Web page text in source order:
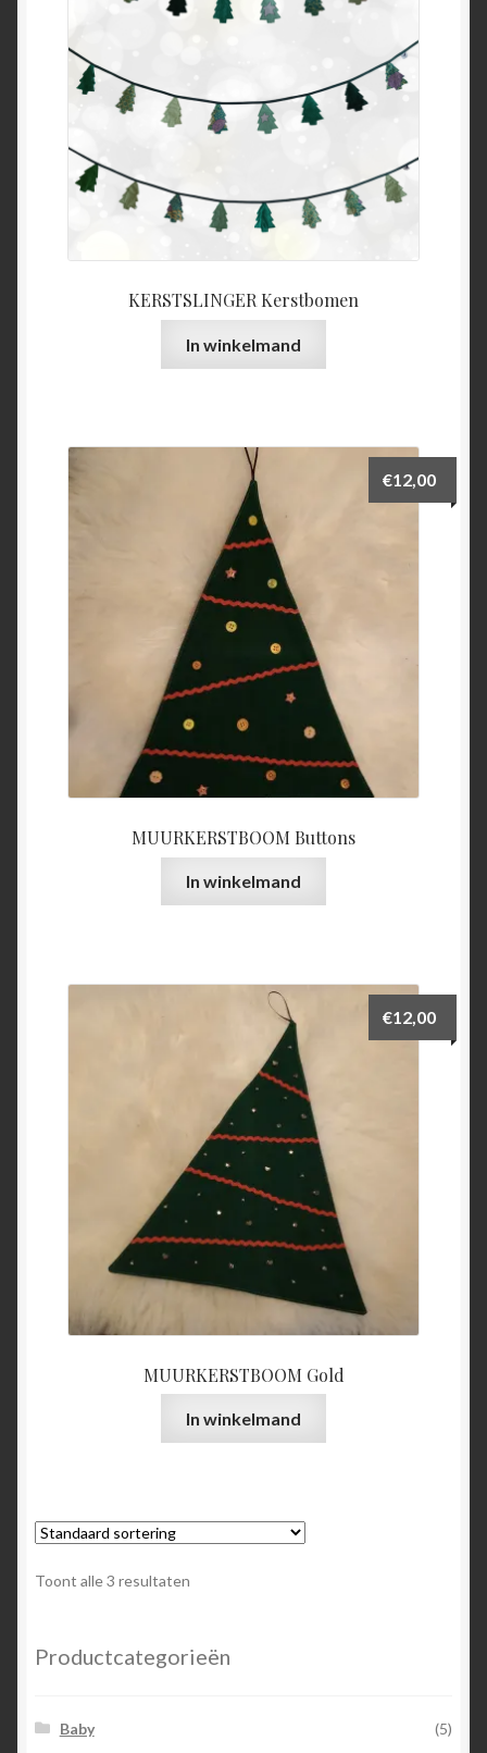
KERSTSLINGER Kerstbomen
In winkelmand
MUURKERSTBOOM Buttons
€12,00
In winkelmand
MUURKERSTBOOM Gold
€12,00
In winkelmand
Toont alle 3 resultaten
Productcategorieën
Baby
(5)